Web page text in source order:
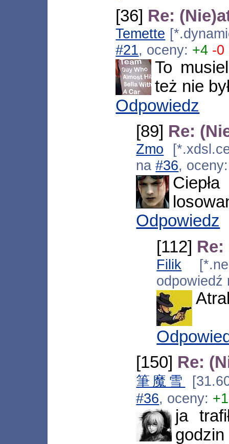
[36] Re:
Temette
#21, oceny: +4 -0
To
też nie
Odpowiedz
[89] Re:
Zmo
na#36,
Odpowiedz
[112]
Filik
[150] Re:
筆魔雪
#36, oceny: +1
ja